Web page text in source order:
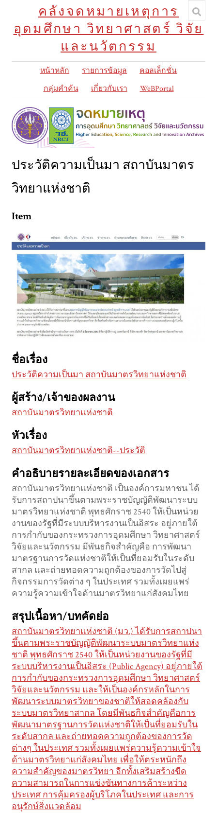
คลังจดหมายเหตุการ
อุดมศึกษา วิทยาศาสตร์ วิจัย
และนวัตกรรม
หน้าหลัก รายการข้อมูล
คอลเล็กชั่น
กลุ่มคำค้น
เกี่ยวกับเรา WeBPortal
ประวัติความเป็นมา สถาบันมาตร
วิทยาแห่งชาติ
Item
ชื่อเรื่อง
ประวัติความเป็นมา สถาบันมาตรวิทยาแห่งชาติ
ผู้สร้าง/เจ้าของผลงาน
สถาบันมาตรวิทยาแห่งชาติ
หัวเรื่อง
สถาบันมาตรวิทยาแห่งชาติ--ประวัติ
คำอธิบายรายละเอียดของเอกสาร
สถาบันมาตรวิทยาแห่งชาติ เป็นองค์การมหาชน ได้
รับการสถาปนาขึ้นตามพระราชบัญญัติพัฒนาระบบ
มาตรวิทยาแห่งชาติ พุทธศักราช 2540 ให้เป็นหน่วย
งานของรัฐที่มีระบบบริหารงานเป็นอิสระ อยู่ภายใต้
การกำกับของกระทรวงการอุดมศึกษา วิทยาศาสตร์
วิจัยและนวัตกรรม มีพันธกิจสำคัญคือ การพัฒนา
มาตรฐานการวัดแห่งชาติให้เป็นที่ยอมรับในระดับ
สากล และถ่ายทอดความถูกต้องของการวัดไปสู่
กิจกรรมการวัดต่าง ๆ ในประเทศ รวมทั้งเผยแพร่
ความรู้ความเข้าใจด้านมาตรวิทยาแก่สังคมไทย
สรุปเนื้อหา/บทคัดย่อ
สถาบันมาตรวิทยาแห่งชาติ (มว.) ได้รับการสถาปนา
ขึ้นตามพระราชบัญญัติพัฒนาระบบมาตรวิทยาแห่ง
ชาติ พุทธศักราช 2540 ให้เป็นหน่วยงานของรัฐที่มี
ระบบบริหารงานเป็นอิสระ (Public Agency) อยู่ภายใต้
การกำกับของกระทรวงการอุดมศึกษา วิทยาศาสตร์
วิจัยและนวัตกรรม และให้เป็นองค์กรหลักในการ
พัฒนาระบบมาตรวิทยาของชาติให้สอดคล้องกับ
ระบบมาตรวิทยาสากล โดยมีพันธกิจสำคัญคือการ
พัฒนามาตรฐานการวัดแห่งชาติให้เป็นที่ยอมรับใน
ระดับสากล และถ่ายทอดความถูกต้องของการวัด
ต่างๆ ในประเทศ รวมทั้งเผยแพร่ความรู้ความเข้าใจ
ด้านมาตรวิทยาแก่สังคมไทย เพื่อให้ตระหนักถึง
ความสำคัญของมาตรวิทยา อีกทั้งเสริมสร้างขีด
ความสามารถในการแข่งขันทางการค้าระหว่าง
ประเทศ การคุ้มครองผู้บริโภคในประเทศ และการ
อนุรักษ์สิ่งแวดล้อม